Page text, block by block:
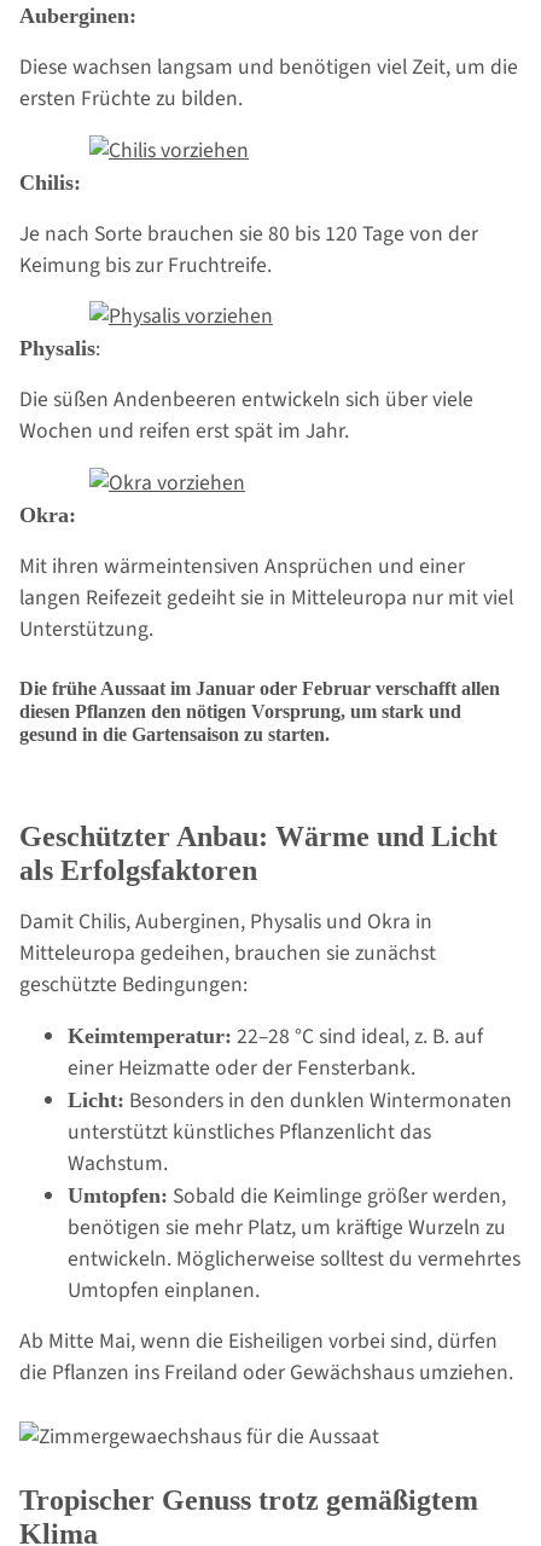
Auberginen:
Diese wachsen langsam und benötigen viel Zeit, um die
ersten Früchte zu bilden.
Chilis:
Je nach Sorte brauchen sie 80 bis 120 Tage von der
Keimung bis zur Fruchtreife.
Physalis:
Die süßen Andenbeeren entwickeln sich über viele
Wochen und reifen erst spät im Jahr.
Okra:
Mit ihren wärmeintensiven Ansprüchen und einer
langen Reifezeit gedeiht sie in Mitteleuropa nur mit viel
Unterstützung.
Die frühe Aussaat im Januar oder Februar verschafft allen
diesen Pflanzen den nötigen Vorsprung, um stark und
gesund in die Gartensaison zu starten.
Geschützter Anbau: Wärme und Licht
als Erfolgsfaktoren
Damit Chilis, Auberginen, Physalis und Okra in
Mitteleuropa gedeihen, brauchen sie zunächst
geschützte Bedingungen:
Keimtemperatur: 22–28 °C sind ideal, z. B. auf
einer Heizmatte oder der Fensterbank.
Licht: Besonders in den dunklen Wintermonaten
unterstützt künstliches Pflanzenlicht das
Wachstum.
Umtopfen: Sobald die Keimlinge größer werden,
benötigen sie mehr Platz, um kräftige Wurzeln zu
entwickeln. Möglicherweise solltest du vermehrtes
Umtopfen einplanen.
Ab Mitte Mai, wenn die Eisheiligen vorbei sind, dürfen
die Pflanzen ins Freiland oder Gewächshaus umziehen.
Tropischer Genuss trotz gemäßigtem
Klima